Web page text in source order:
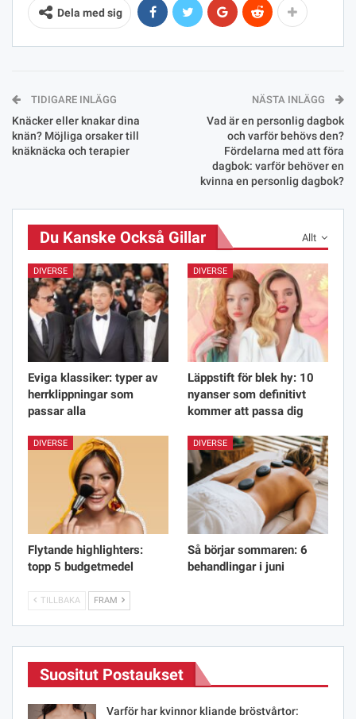
Dela med sig
TIDIGARE INLÄGG
Knäcker eller knakar dina
knän? Möjliga orsaker till
knäknäcka och terapier
NÄSTA INLÄGG
Vad är en personlig dagbok
och varför behövs den?
Fördelarna med att föra
dagbok: varför behöver en
kvinna en personlig dagbok?
Allt
Du Kanske Också Gillar
DIVERSE
Eviga klassiker: typer av
herrklippningar som
passar alla
DIVERSE
Läppstift för blek hy: 10
nyanser som definitivt
kommer att passa dig
DIVERSE
Flytande highlighters:
topp 5 budgetmedel
DIVERSE
Så börjar sommaren: 6
behandlingar i juni
TILLBAKA FRAM
Suositut Postaukset
Varför har kvinnor kliande bröstvårtor: